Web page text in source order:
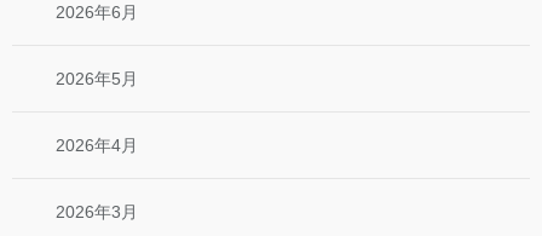
2026年6月
2026年5月
2026年4月
2026年3月